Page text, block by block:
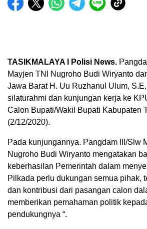
TASIKMALAYA I Polisi News.
Mayjen TNI Nugroho Budi Wiryanto
Jawa Barat H. Uu Ruzhanul Ulum,
silaturahmi dan kunjungan kerja ke
Calon Bupati/Wakil Bupati Kabupaten
(2/12/2020).
Pada kunjungannya. Pangdam III/Slw
Nugroho Budi Wiryanto mengatakan
keberhasilan Pemerintah dalam
Pilkada perlu dukungan semua pihak,
dan kontribusi dari pasangan calon
memberikan pemahaman politik
pendukungnya “.